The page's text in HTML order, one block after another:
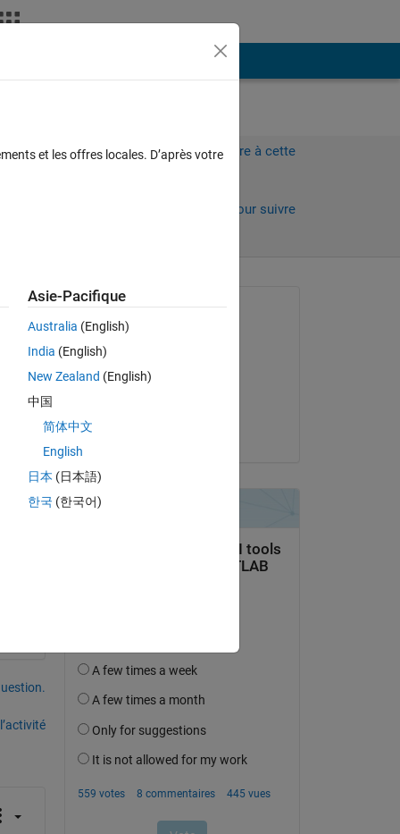
Connectez-vous pour répondre à cette
Connectez-vous pour suivre
Jigarkumar
le 21 Mai 2023
le 30 Nov 2023
et les offres locales. D’après votre
Asie-Pacifique
Australia (English)
India (English)
New Zealand (English)
中国
简体中文
English
日本 (日本語)
한국 (한국어)